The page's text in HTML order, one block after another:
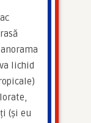
lichid
(și eu